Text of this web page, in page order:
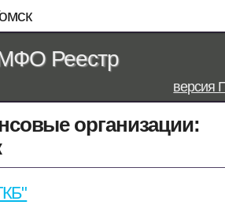
Реестр
версия
организации: